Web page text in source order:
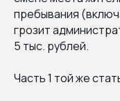
пребывания
грозит
5 тыс. рублей.
Часть 1 той же